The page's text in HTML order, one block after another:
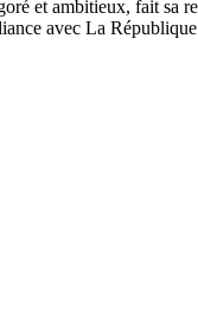
avec La